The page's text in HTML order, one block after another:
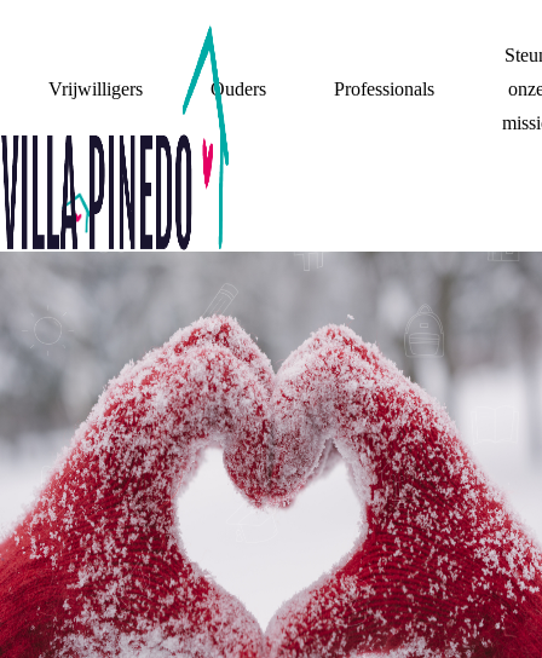
Vrijwilligers Ouders Professionals
LAAT ONS NIET DE
DUPE ZIJN